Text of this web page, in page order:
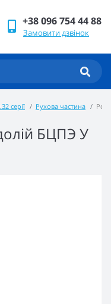
+38 096 754 44 88
Замовити дзвінок
серії Рухова частина
БЦПЭ У